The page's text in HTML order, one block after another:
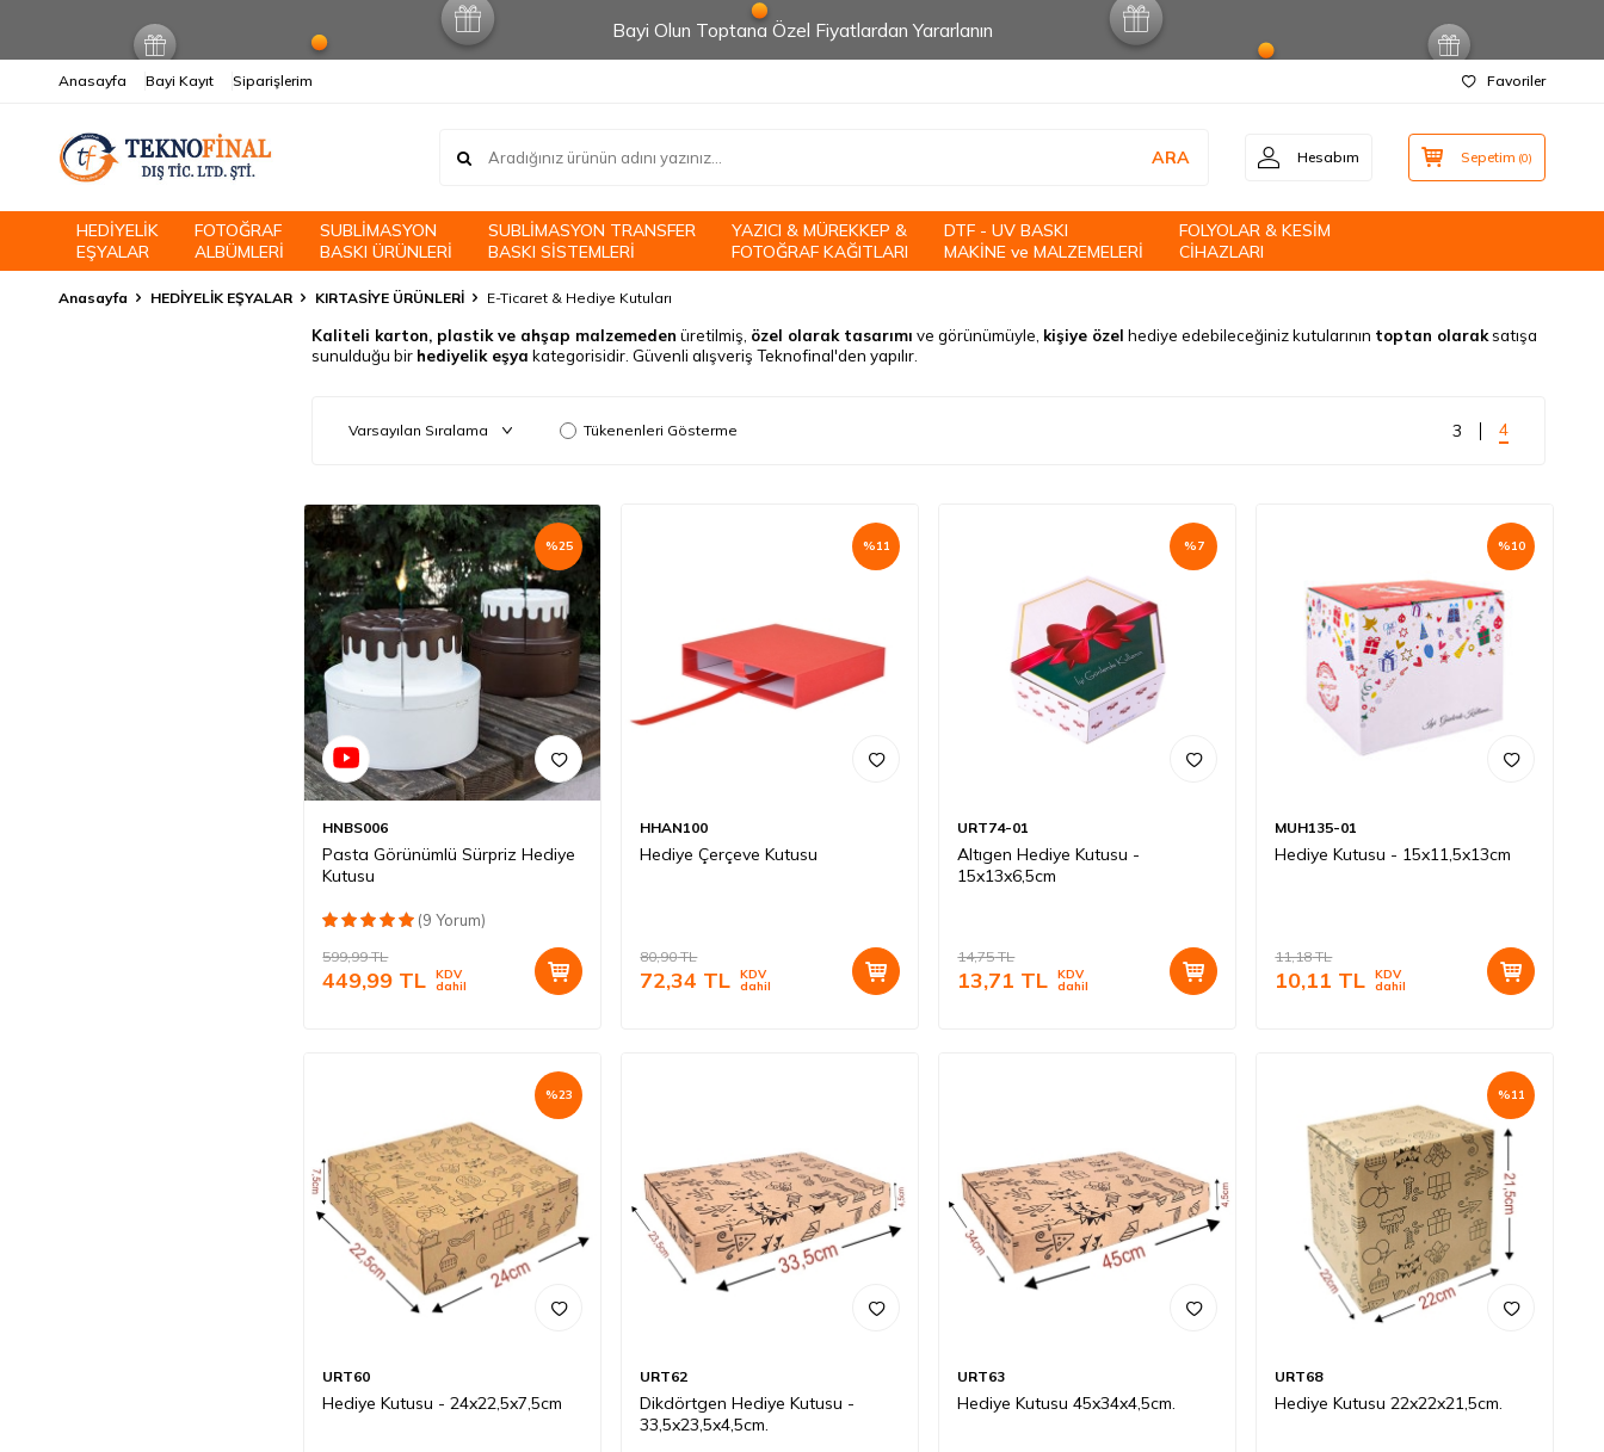
Bayi Olun Toptana Özel Fiyatlardan Yararlanın
Anasayfa Bayi Kayıt Siparişlerim Favoriler
ARA Hesabım Sepetim (0)
HEDİYELİK
EŞYALAR
FOTOĞRAF
ALBÜMLERİ
SUBLİMASYON
BASKI ÜRÜNLERİ
SUBLİMASYON TRANSFER
BASKI SİSTEMLERİ
YAZICI & MÜREKKEP &
FOTOĞRAF KAĞITLARI
DTF - UV BASKI
MAKİNE ve MALZEMELERİ
FOLYOLAR & KESİM
CİHAZLARI
Anasayfa HEDİYELİK EŞYALAR KIRTASİYE ÜRÜNLERİ E-Ticaret & Hediye Kutuları
Kaliteli karton, plastik ve ahşap malzemeden üretilmiş, özel olarak tasarımı ve görünümüyle, kişiye özel hediye edebileceğiniz kutularının toptan olaraksatışa
sunulduğu bir hediyelik eşya kategorisidir. Güvenli alışveriş Teknofinal'den yapılır
Tükenenleri Gösterme 3 4
%25
HNBS006
Pasta Görünümlü Sürpriz Hediye
Kutusu
(9 Yorum)
599,99TL
449,99 TL KDV
dahil
%11
HHAN100
Hediye Çerçeve Kutusu
80,90TL
72,34 TL KDV
dahil
%7
URT74-01
Altıgen Hediye Kutusu -
15x13x6,5cm
14,75TL
13,71 TL KDV
dahil
%10
MUH135-01
Hediye Kutusu - 15x11,5x13cm
11,18TL
10,11 TL KDV
dahil
%23
URT60
Hediye Kutusu - 24x22,5x7,5cm
URT62
Dikdörtgen Hediye Kutusu -
33,5x23,5x4,5cm.
URT63
Hediye Kutusu 45x34x4,5cm.
%11
URT68
Hediye Kutusu 22x22x21,5cm.